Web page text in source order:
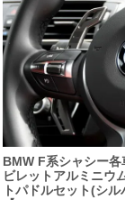
BMW F系シャシー各
ビレットアルミニウ
トパドルセット(シル